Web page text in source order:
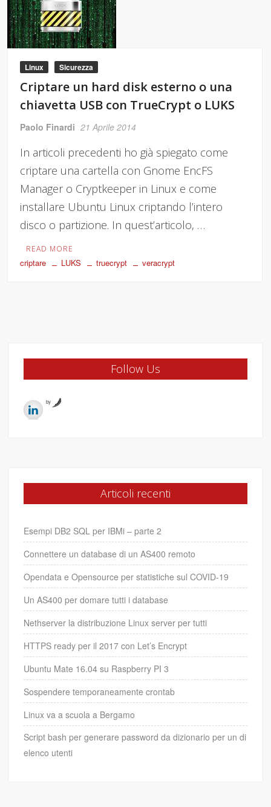
Linux Sicurezza
Criptare un hard disk esterno o una
chiavetta USB con TrueCrypt o LUKS
Paolo Finardi 21 Aprile 2014
In articoli precedenti ho già spiegato come
criptare una cartella con Gnome EncFS
Manager o Cryptkeeper in Linux e come
installare Ubuntu Linux criptando l’intero
disco o partizione. In quest’articolo, …
READ MORE
criptare LUKS truecrypt veracrypt
Follow Us
by
Articoli recenti
Esempi DB2 SQL per IBMi – parte 2
Connettere un database di un AS400 remoto
Opendata e Opensource per statistiche sul COVID-19
Un AS400 per domare tutti i database
Nethserver la distribuzione Linux server per tutti
HTTPS ready per il 2017 con Let’s Encrypt
Ubuntu Mate 16.04 su Raspberry PI 3
Sospendere temporaneamente crontab
Linux va a scuola a Bergamo
Script bash per generare password da dizionario per un di
elenco utenti